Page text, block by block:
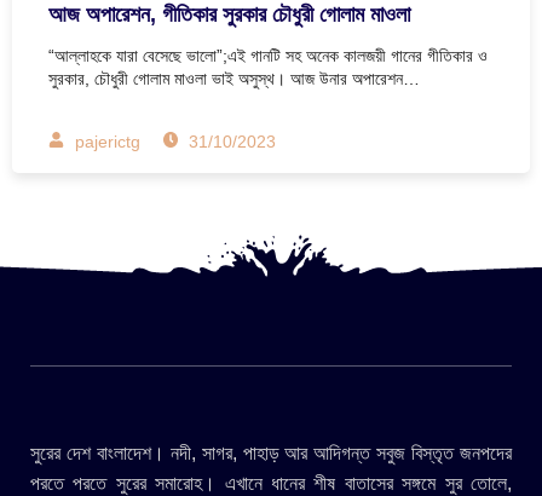
আজ অপারেশন, গীতিকার সুরকার চৌধুরী গোলাম মাওলা
“আল্লাহকে যারা বেসেছে ভালো”;এই গানটি সহ অনেক কালজয়ী গানের গীতিকার ও
সুরকার, চৌধুরী গোলাম মাওলা ভাই অসুস্থ। আজ উনার অপারেশন…
pajerictg 31/10/2023
সুরের দেশ বাংলাদেশ। নদী, সাগর, পাহাড় আর আদিগন্ত সবুজ বিস্তৃত জনপদের
পরতে পরতে সুরের সমারোহ। এখানে ধানের শীষ বাতাসের সঙ্গমে সুর তোলে,